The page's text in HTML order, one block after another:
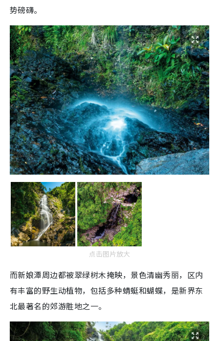
势磅礴。
点击图片放大
而新娘潭周边都被翠绿树木掩映，景色清幽秀丽，区内
有丰富的野生动植物，包括多种蜻蜓和蝴蝶，是新界东
北最著名的郊游胜地之一。